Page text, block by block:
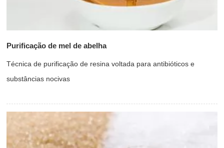
Purificação de mel de abelha
Técnica de purificação de resina voltada para antibióticos e
substâncias nocivas